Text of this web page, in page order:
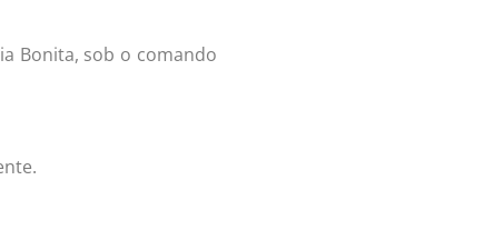
Bonita, sob o comando